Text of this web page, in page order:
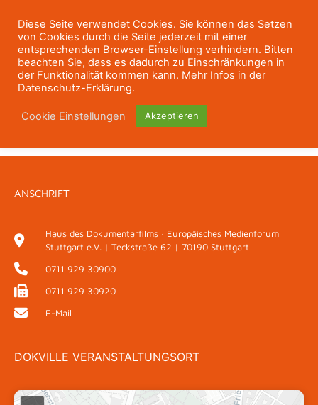
ANSCHRIFT
Haus des Dokumentarfilms · Europäisches Medienforum
Stuttgart e.V. | Teckstraße 62 | 70190 Stuttgart
0711 929 30900
0711 929 30920
E-Mail
DOKVILLE VERANSTALTUNGSORT
Diese Seite verwendet Cookies. Sie können das Setzen
von Cookies durch die Seite jederzeit mit einer
entsprechenden Browser-Einstellung verhindern. Bitten
beachten Sie, dass es dadurch zu Einschränkungen in
der Funktionalität kommen kann. Mehr Infos in der
Datenschutz-Erklärung.
Cookie Einstellungen Akzeptieren